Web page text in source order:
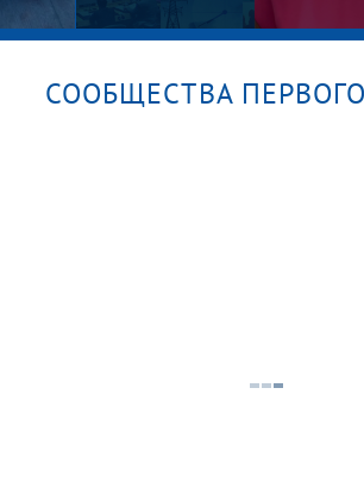
СООБЩЕСТВА